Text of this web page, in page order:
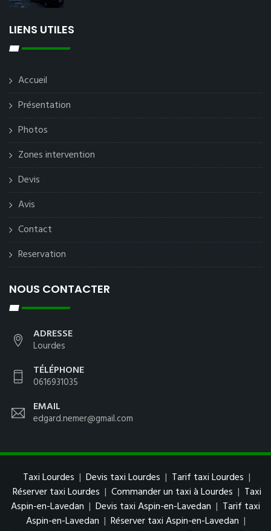
LIENS UTILES
Accueil
Présentation
Photos
Zones intervention
Devis
Avis
Contact
Reservation
NOUS CONTACTER
ADRESSE
Lourdes
TÉLÉPHONE
0616931035
EMAIL
edgard.nemer@gmail.com
Taxi Lourdes | Devis taxi Lourdes | Tarif taxi Lourdes |
Réserver taxi Lourdes | Commander un taxi à Lourdes | Taxi
Aspin-en-Lavedan | Devis taxi Aspin-en-Lavedan | Tarif taxi
Aspin-en-Lavedan | Réserver taxi Aspin-en-Lavedan |